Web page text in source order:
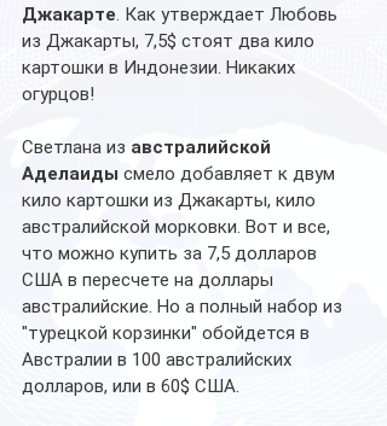
Джакарте. Как утверждает Любовь
из Джакарты, 7,5$ стоят два кило
картошки в Индонезии. Никаких
огурцов!
Светлана из австралийской
Аделаиды смело добавляет к двум
кило картошки из Джакарты, кило
австралийской морковки. Вот и все,
что можно купить за 7,5 долларов
США в пересчете на доллары
австралийские. Но а полный набор из
"турецкой корзинки" обойдется в
Австралии в 100 австралийских
долларов, или в 60$ США.